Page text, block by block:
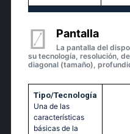
Pantalla
La pantalla del
su tecnología, resolución,
diagonal (tamaño),
Tipo/Tecnología
Una de las
características
básicas de la